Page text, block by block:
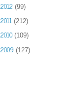
2012 (99)
2011 (212)
2010 (109)
2009 (127)